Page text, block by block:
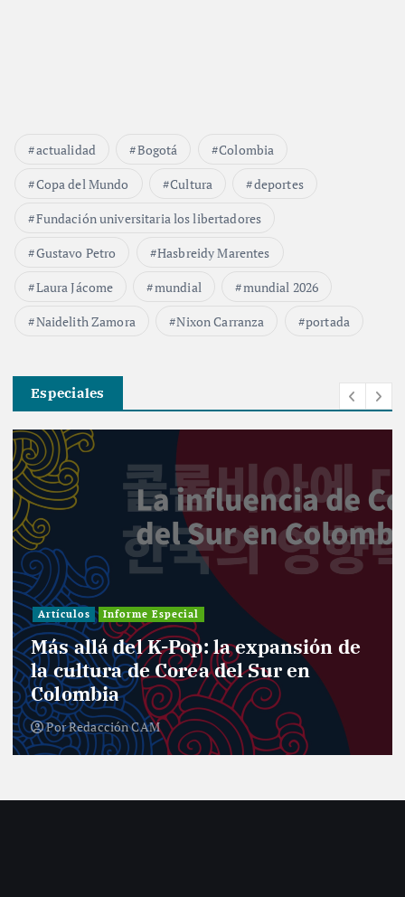
actualidad Bogotá
Colombia
Copa del Mundo
Cultura
deportes
Fundación universitaria los libertadores
Gustavo Petro
Hasbreidy Marentes
Laura Jácome
mundial
mundial 2026
Naidelith Zamora
Nixon Carranza portada
Especiales
Artículos Informe Especial
Más allá del K-Pop: la expansión de
la cultura de Corea del Sur en
Colombia
PorRedacción CAM